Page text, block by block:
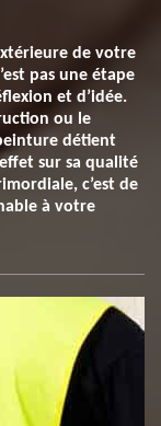
de votre
pas une étape
et d’idée.
ou le
détient
sur sa qualité
c’est de
à votre